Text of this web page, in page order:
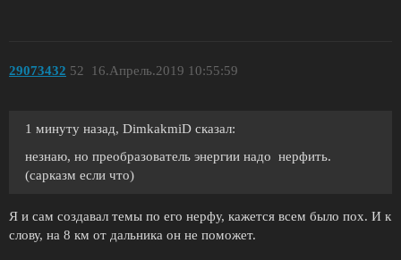
29073432 16.Апрель.2019 10:55:59
52
1 минуту назад, DimkakmiD сказал:
незнаю, но преобразователь энергии надо нерфить.
(сарказм если что)
Я и сам создавал темы по его нерфу, кажется всем было пох. И к
слову, на 8 км от дальника он не поможет.